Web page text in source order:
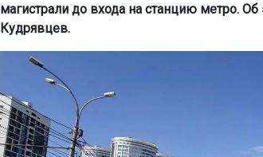
магистрали до входа на станцию метро.
Кудрявцев.